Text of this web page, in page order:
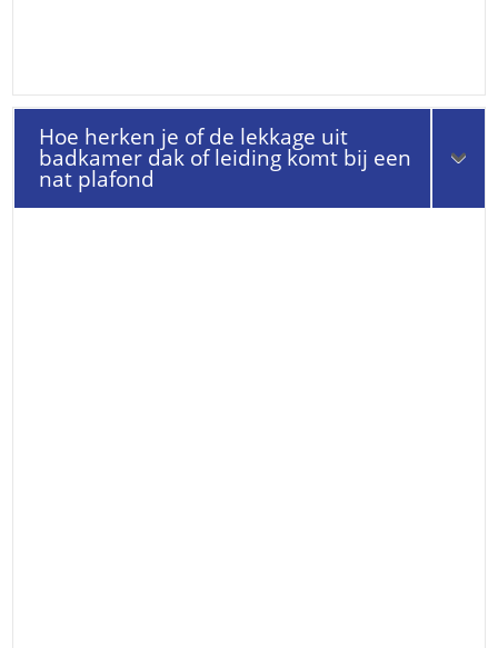
Hoe herken je of de lekkage uit
badkamer dak of leiding komt bij een
nat plafond